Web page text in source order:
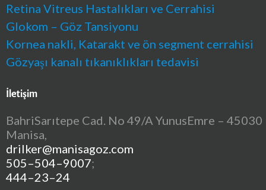
Retina Vitreus Hastalıkları ve Cerrahisi
Glokom – Göz Tansiyonu
Kornea nakli, Katarakt ve ön segment cerrahisi
Gözyaşı kanalı tıkanıklıkları tedavisi
İletişim
BahriSarıtepe Cad. No 49/A YunusEmre – 45030
Manisa,
drilker@manisagoz.com
505–504–9007;
444–23–24